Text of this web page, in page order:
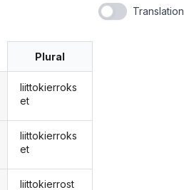
Translation
Plural
liittokierroks
et
liittokierroks
et
liittokierrost